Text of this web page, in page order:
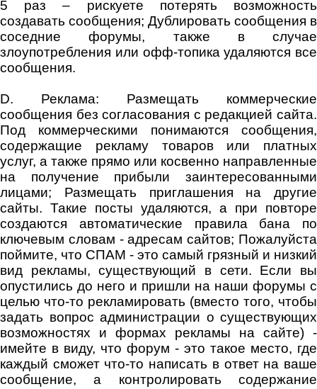
5 раз – рискуете потерять возможность
создавать сообщения; Дублировать сообщения в
соседние форумы, также в случае
злоупотребления или офф-топика удаляются все
сообщения.
D. Реклама: Размещать коммерческие
сообщения без согласования с редакцией сайта.
Под коммерческими понимаются сообщения,
содержащие рекламу товаров или платных
услуг, а также прямо или косвенно направленные
на получение прибыли заинтересованными
лицами; Размещать приглашения на другие
сайты. Такие посты удаляются, а при повторе
создаются автоматические правила бана по
ключевым словам - адресам сайтов; Пожалуйста
поймите, что СПАМ - это самый грязный и низкий
вид рекламы, существующий в сети. Если вы
опустились до него и пришли на наши форумы с
целью что-то рекламировать (вместо того, чтобы
задать вопрос администрации о существующих
возможностях и формах рекламы на сайте) -
имейте в виду, что форум - это такое место, где
каждый сможет что-то написать в ответ на ваше
сообщение, а контролировать содержание